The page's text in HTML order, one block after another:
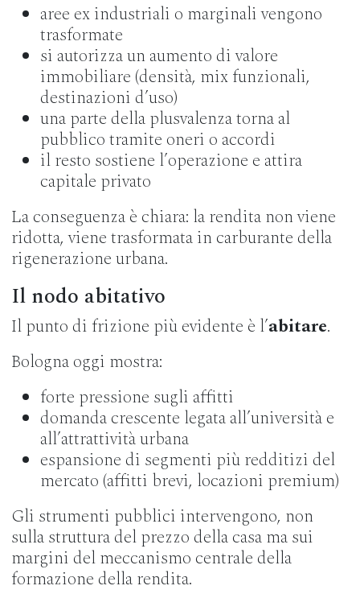
aree ex industriali o marginali vengono
trasformate
si autorizza un aumento di valore
immobiliare (densità, mix funzionali,
destinazioni d’uso)
una parte della plusvalenza torna al
pubblico tramite oneri o accordi
il resto sostiene l’operazione e attira
capitale privato
La conseguenza è chiara: la rendita non viene
ridotta, viene trasformata in carburante della
rigenerazione urbana.
Il nodo abitativo
Il punto di frizione più evidente è l’abitare.
Bologna oggi mostra:
forte pressione sugli affitti
domanda crescente legata all’università e
all’attrattività urbana
espansione di segmenti più redditizi del
mercato (affitti brevi, locazioni premium)
Gli strumenti pubblici intervengono, non
sulla struttura del prezzo della casa ma sui
margini del meccanismo centrale della
formazione della rendita.